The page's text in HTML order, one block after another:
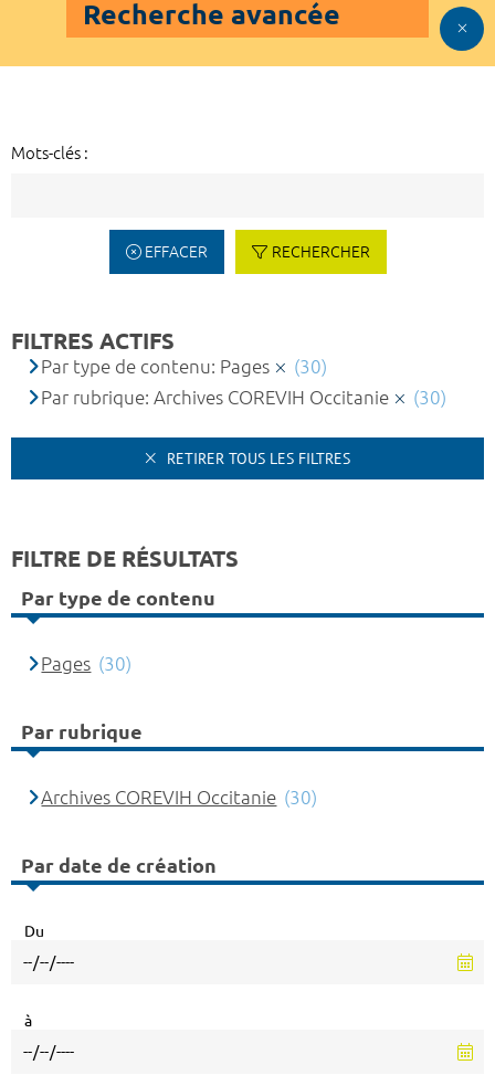
Recherche avancée
Mots-clés :
EFFACER RECHERCHER
FILTRES ACTIFS
Par type de contenu: Pages
(30)
Par rubrique: Archives COREVIH Occitanie
(30)
RETIRER TOUS LES FILTRES
FILTRE DE RÉSULTATS
Par type de contenu
Pages (30)
Par rubrique
Archives COREVIH Occitanie (30)
Par date de création
Du
à